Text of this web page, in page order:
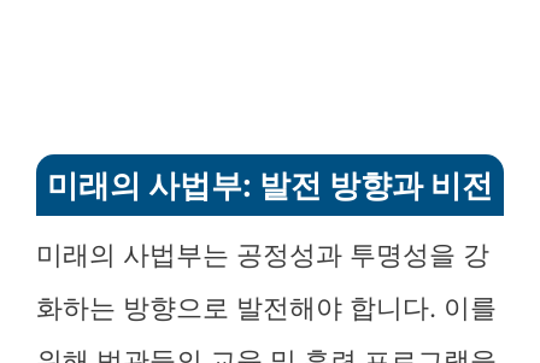
미래의 사법부: 발전 방향과 비전
미래의 사법부는 공정성과 투명성을 강
화하는 방향으로 발전해야 합니다. 이를